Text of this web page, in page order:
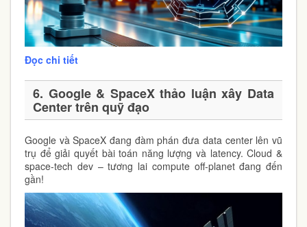
Đọc chi tiết
6. Google & SpaceX thảo luận xây Data
Center trên quỹ đạo
Google và SpaceX đang đàm phán đưa data center lên vũ
trụ để giải quyết bài toán năng lượng và latency. Cloud &
space-tech dev – tương lai compute off-planet đang đến
gần!